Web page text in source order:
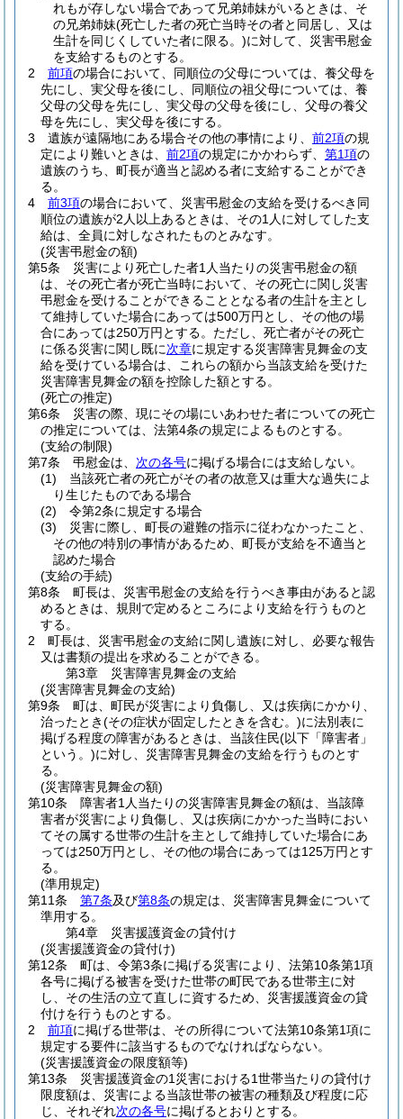
れもが存しない場合であって兄弟姉妹がいるときは、そ
の兄弟姉妹(死亡した者の死亡当時その者と同居し、又は
生計を同じくしていた者に限る。)に対して、災害弔慰金
を支給するものとする。
2
前項の場合において、同順位の父母については、養父母を
先にし、実父母を後にし、同順位の祖父母については、養
父母の父母を先にし、実父母の父母を後にし、父母の養父
母を先にし、実父母を後にする。
3
遺族が遠隔地にある場合その他の事情により、 前2項の規
定により難いときは、 前2項の規定にかかわらず、 第1項の
遺族のうち、町長が適当と認める者に支給することができ
る。
4
前3項の場合において、災害弔慰金の支給を受けるべき同
順位の遺族が2人以上あるときは、その1人に対してした支
給は、全員に対しなされたものとみなす。
(災害弔慰金の額)
第5条
災害により死亡した者1人当たりの災害弔慰金の額
は、その死亡者が死亡当時において、その死亡に関し災害
弔慰金を受けることができることとなる者の生計を主とし
て維持していた場合にあっては500万円とし、その他の場
合にあっては250万円とする。 ただし、死亡者がその死亡
に係る災害に関し既に次章に規定する災害障害見舞金の支
給を受けている場合は、これらの額から当該支給を受けた
災害障害見舞金の額を控除した額とする。
(死亡の推定)
第6条
災害の際、現にその場にいあわせた者についての死亡
の推定については、法第4条の規定によるものとする。
(支給の制限)
第7条
弔慰金は、 次の各号に掲げる場合には支給しない。
(1)
当該死亡者の死亡がその者の故意又は重大な過失によ
り生じたものである場合
(2)
令第2条に規定する場合
(3)
災害に際し、町長の避難の指示に従わなかったこと、
その他の特別の事情があるため、町長が支給を不適当と
認めた場合
(支給の手続)
第8条
町長は、災害弔慰金の支給を行うべき事由があると認
めるときは、規則で定めるところにより支給を行うものと
する。
2
町長は、災害弔慰金の支給に関し遺族に対し、必要な報告
又は書類の提出を求めることができる。
第3章
災害障害見舞金の支給
(災害障害見舞金の支給)
第9条
町は、町民が災害により負傷し、又は疾病にかかり、
治ったとき(その症状が固定したときを含む。)に法別表に
掲げる程度の障害があるときは、当該住民(以下「障害者」
という。)に対し、災害障害見舞金の支給を行うものとす
る。
(災害障害見舞金の額)
第10条
障害者1人当たりの災害障害見舞金の額は、当該障
害者が災害により負傷し、又は疾病にかかった当時におい
てその属する世帯の生計を主として維持していた場合にあ
っては250万円とし、その他の場合にあっては125万円とす
る。
(準用規定)
第11条
第7条及び第8条の規定は、災害障害見舞金について
準用する。
第4章
災害援護資金の貸付け
(災害援護資金の貸付け)
第12条
町は、令第3条に掲げる災害により、法第10条第1項
各号に掲げる被害を受けた世帯の町民である世帯主に対
し、その生活の立て直しに資するため、災害援護資金の貸
付けを行うものとする。
2
前項に掲げる世帯は、その所得について法第10条第1項に
規定する要件に該当するものでなければならない。
(災害援護資金の限度額等)
第13条
災害援護資金の1災害における1世帯当たりの貸付け
限度額は、災害による当該世帯の被害の種類及び程度に応
じ、それぞれ次の各号に掲げるとおりとする。